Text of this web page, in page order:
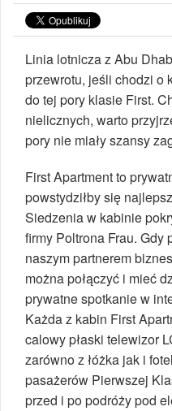
Linia lotnicza z Abu
przewrotu, jeśli chodzi o
do tej pory klasie First.
nielicznych, warto
pory nie miały szansy
First Apartment to
powstydziłby się
Siedzenia w kabinie
firmy Poltrona Frau. Gdy
naszym partnerem
można połączyć i mieć
prywatne spotkanie w
Każda z kabin First
calowy płaski telewizor
zarówno z łóżka jak i
pasażerów Pierwszej
przed i po podróży pod